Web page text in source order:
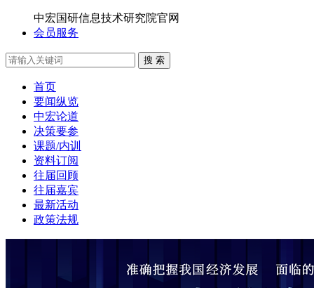
中宏国研信息技术研究院官网
会员服务
搜 索
首页
要闻纵览
中宏论道
决策要参
课题/内训
资料订阅
往届回顾
往届嘉宾
最新活动
政策法规